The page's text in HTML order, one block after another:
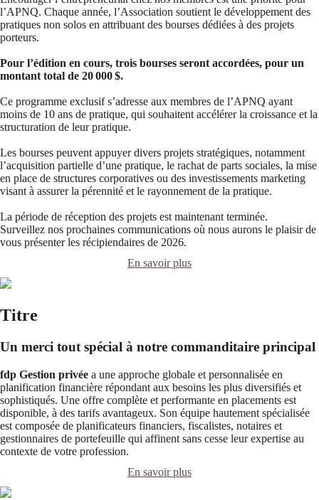
l’APNQ. Chaque année, l’Association soutient le développement des
pratiques non solos en attribuant des bourses dédiées à des projets
porteurs.
Pour l’édition en cours, trois bourses seront accordées, pour un
montant total de 20 000 $.
Ce programme exclusif s’adresse aux membres de l’APNQ ayant
moins de 10 ans de pratique, qui souhaitent accélérer la croissance et la
structuration de leur pratique.
Les bourses peuvent appuyer divers projets stratégiques, notamment
l’acquisition partielle d’une pratique, le rachat de parts sociales, la mise
en place de structures corporatives ou des investissements marketing
visant à assurer la pérennité et le rayonnement de la pratique.
La période de réception des projets est maintenant terminée.
Surveillez nos prochaines communications où nous aurons le plaisir de
vous présenter les récipiendaires de 2026.
En savoir plus
Titre
Un merci tout spécial à notre commanditaire principal
fdp Gestion privée a une approche globale et personnalisée en
planification financière répondant aux besoins les plus diversifiés et
sophistiqués. Une offre complète et performante en placements est
disponible, à des tarifs avantageux. Son équipe hautement spécialisée
est composée de planificateurs financiers, fiscalistes, notaires et
gestionnaires de portefeuille qui affinent sans cesse leur expertise au
contexte de votre profession.
En savoir plus